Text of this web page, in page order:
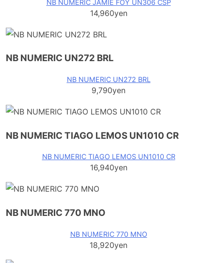
NB NUMERIC JAMIE FOY UN306 CSP
14,960yen
NB NUMERIC UN272 BRL
NB NUMERIC UN272 BRL
9,790yen
NB NUMERIC TIAGO LEMOS UN1010 CR
NB NUMERIC TIAGO LEMOS UN1010 CR
16,940yen
NB NUMERIC 770 MNO
NB NUMERIC 770 MNO
18,920yen